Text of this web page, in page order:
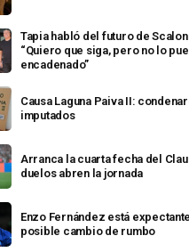
Tapia habló del futuro de
“Quiero que siga, pero no lo
encadenado”
Causa Laguna Paiva II:
imputados
Arranca la cuarta fecha del
duelos abren la jornada
Enzo Fernández está
posible cambio de rumbo